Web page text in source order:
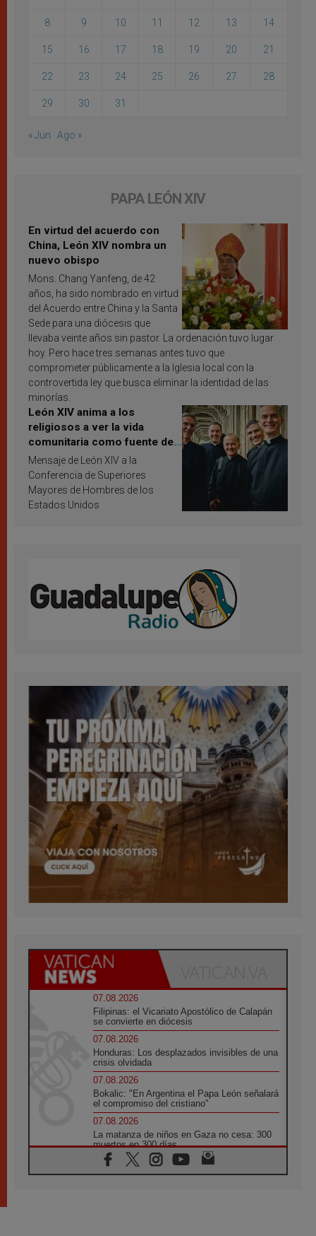
8 9 10 11 12 13 14
15 16 17 18 19 20 21
22 23 24 25 26 27 28
29 30 31
« Jun Ago »
PAPA LEÓN XIV
En virtud del acuerdo con
China, León XIV nombra un
nuevo obispo
Mons. Chang Yanfeng, de 42
años, ha sido nombrado en virtud
del Acuerdo entre China y la Santa
Sede para una diócesis que
llevaba veinte años sin pastor. La ordenación tuvo lugar
hoy. Pero hace tres semanas antes tuvo que
comprometer públicamente a la Iglesia local con la
controvertida ley que busca eliminar la identidad de las
minorías.
León XIV anima a los
religiosos a ver la vida
comunitaria como fuente de
inspiración y santificación
Mensaje de León XIV a la
Conferencia de Superiores
Mayores de Hombres de los
Estados Unidos
07.08.2026
Filipinas: el Vicariato Apostólico de Calapán
se convierte en diócesis
07.08.2026
Honduras: Los desplazados invisibles de una
crisis olvidada
07.08.2026
Bokalic: "En Argentina el Papa León señalará
el compromiso del cristiano"
07.08.2026
La matanza de niños en Gaza no cesa: 300
muertos en 300 días
07.08.2026
Tagle: La guerra desfigura el mundo, solo la